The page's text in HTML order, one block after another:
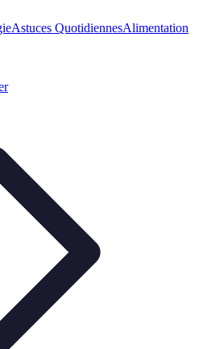
Astuces QuotidiennesAlimentation